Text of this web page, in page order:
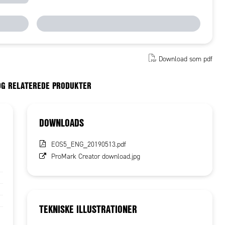
Download som pdf
RELATEREDE PRODUKTER
DOWNLOADS
EOS5_ENG_20190513.pdf
ProMark Creator download.jpg
TEKNISKE ILLUSTRATIONER